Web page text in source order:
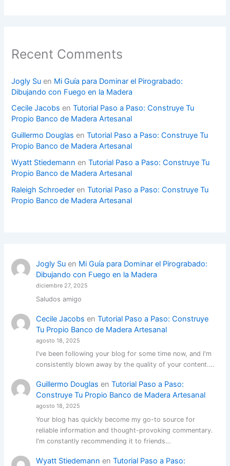
Recent Comments
Jogly Su en Mi Guía para Dominar el Pirograbado:
Dibujando con Fuego en la Madera
Cecile Jacobs enTutorial Paso a Paso: Construye Tu
Propio Banco de Madera Artesanal
Guillermo Douglas enTutorial Paso a Paso: Construye Tu
Propio Banco de Madera Artesanal
Wyatt Stiedemann enTutorial Paso a Paso: Construye Tu
Propio Banco de Madera Artesanal
Raleigh Schroeder enTutorial Paso a Paso: Construye Tu
Propio Banco de Madera Artesanal
Jogly Suen Mi Guía para Dominar el Pirograbado:
Dibujando con Fuego en la Madera
diciembre 27, 2025
Saludos amigo
Cecile Jacobs en Tutorial Paso a Paso: Construye
Tu Propio Banco de Madera Artesanal
agosto 18, 2025
I've been following your blog for some time now, and I'm
consistently blown away by the quality of your content.…
Guillermo Douglas en Tutorial Paso a Paso:
Construye Tu Propio Banco de Madera Artesanal
agosto 18, 2025
Your blog has quickly become my go-to source for
reliable information and thought-provoking commentary.
I'm constantly recommending it to friends…
Wyatt Stiedemann en Tutorial Paso a Paso: